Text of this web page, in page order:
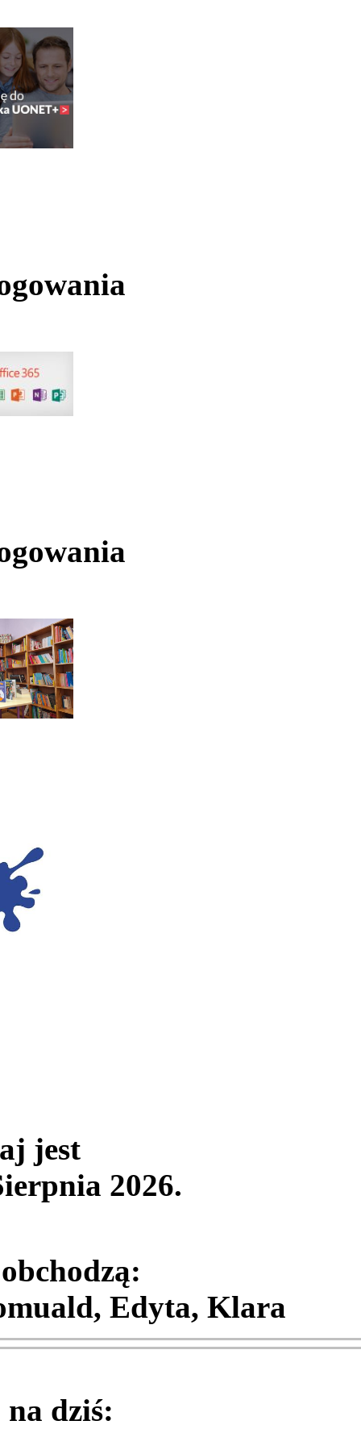
jest
2026.
Edyta, Klara
na dziś: